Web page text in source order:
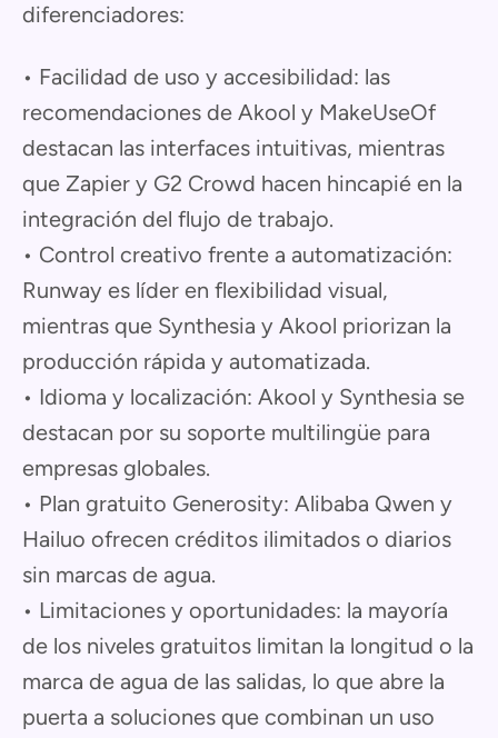
diferenciadores:
• Facilidad de uso y accesibilidad: las
recomendaciones de Akool y MakeUseOf
destacan las interfaces intuitivas, mientras
que Zapier y G2 Crowd hacen hincapié en la
integración del flujo de trabajo.
• Control creativo frente a automatización:
Runway es líder en flexibilidad visual,
mientras que Synthesia y Akool priorizan la
producción rápida y automatizada.
• Idioma y localización: Akool y Synthesia se
destacan por su soporte multilingüe para
empresas globales.
• Plan gratuito Generosity: Alibaba Qwen y
Hailuo ofrecen créditos ilimitados o diarios
sin marcas de agua.
• Limitaciones y oportunidades: la mayoría
de los niveles gratuitos limitan la longitud o la
marca de agua de las salidas, lo que abre la
puerta a soluciones que combinan un uso